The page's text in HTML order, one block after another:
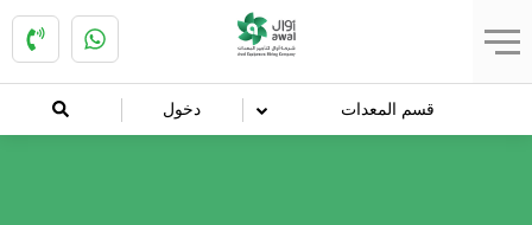
قسم المعدات دخول